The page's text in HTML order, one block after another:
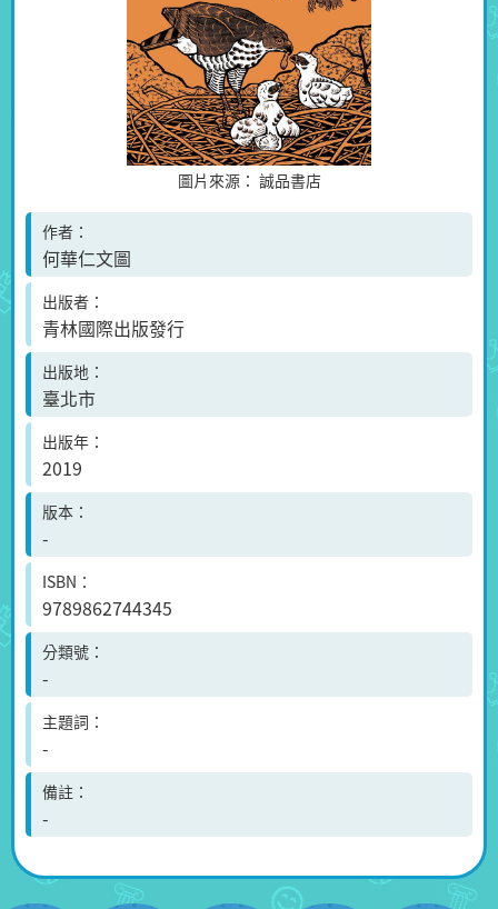
圖片來源： 誠品書店
作者
何華仁文圖
出版者
青林國際出版發行
出版地
臺北市
出版年
2019
版本
-
ISBN
9789862744345
分類號
-
主題詞
-
備註
-